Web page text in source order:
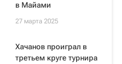
в Майами
27 марта 2025
Хачанов проиграл в
третьем круге турнира